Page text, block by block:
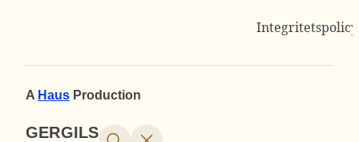
Integritetspolicy
A Haus Production
GERGILS